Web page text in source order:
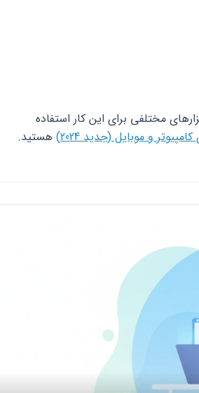
مختلفی برای این کار استفاده
و موبایل (جدید 2024)
هستید.